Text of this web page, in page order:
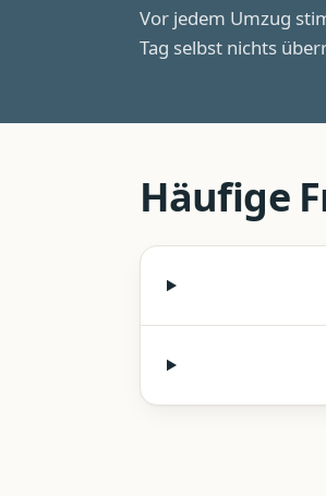
Vor jedem Umzug
Tag selbst nichts
Häufige